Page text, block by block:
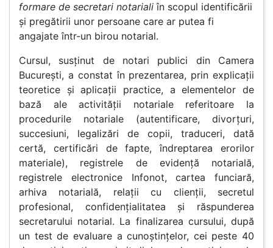
formare de secretari notariali în scopul identificării
și pregătirii unor persoane care ar putea fi
angajate într-un birou notarial.
Cursul, susținut de notari publici din Camera
București, a constat în prezentarea, prin explicații
teoretice și aplicații practice, a elementelor de
bază ale activității notariale referitoare la
procedurile notariale (autentificare, divorțuri,
succesiuni, legalizări de copii, traduceri, dată
certă, certificări de fapte, îndreptarea erorilor
materiale), registrele de evidență notarială,
registrele electronice Infonot, cartea funciară,
arhiva notarială, relații cu clienții, secretul
profesional, confidențialitatea și răspunderea
secretarului notarial. La finalizarea cursului, după
un test de evaluare a cunoștințelor, cei peste 40